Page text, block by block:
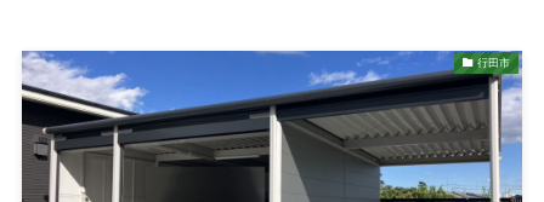
行田市